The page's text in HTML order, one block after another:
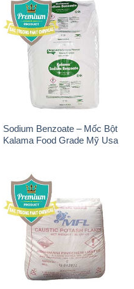
Sodium Benzoate – Mốc Bột
Kalama Food Grade Mỹ Usa